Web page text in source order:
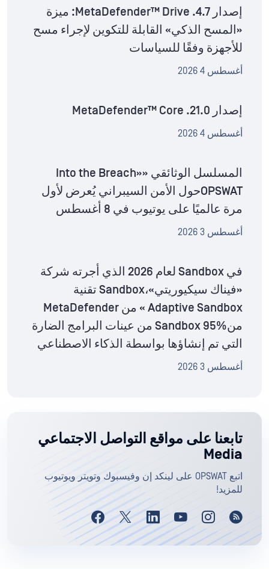
إصدار MetaDefender™ Drive .4.7: ميزة
«المسح الذكي» القابلة للتكوين لإجراء مسح
للأجهزة وفقًا للسياسات
أغسطس 4 2026
إصدار MetaDefender™ Core .21.0
أغسطس 4 2026
المسلسل الوثائقي «Into the Breach»
OPSWATحول الأمن السيبراني يُعرض لأول
مرة عالميًا على يوتيوب في 8 أغسطس
أغسطس 3 2026
في Sandbox لعام 2026 الذي أجرته شركة
«فيناك سيكيوريتي»،Sandbox تقنية
Adaptive Sandbox » من MetaDefender
منSandbox 95% من عينات البرامج الضارة
التي تم إنشاؤها بواسطة الذكاء الاصطناعي
أغسطس 3 2026
تابعنا على مواقع التواصل الاجتماعي
Media
اتبع OPSWAT على لينكد إن وفيسبوك وتويتر ويوتيوب
للمزيد!